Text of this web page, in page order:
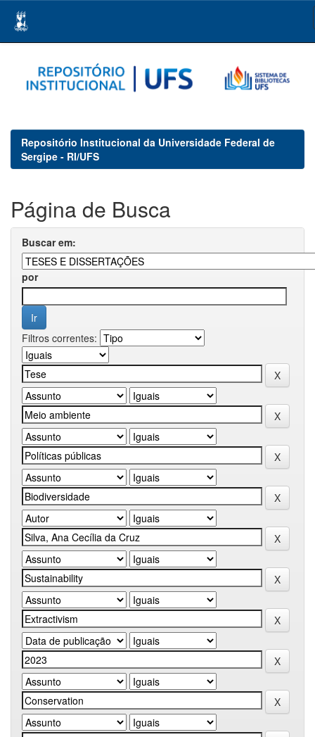
navigation
Repositório Institucional da Universidade Federal de
Sergipe - RI/UFS
Página de Busca
Buscar em:
por
Filtros correntes: